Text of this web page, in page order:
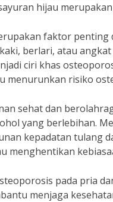
hijau
faktor penting
berlari, atau
ciri khas
menurunkan risiko
sehat dan
yang berlebihan.
kepadatan tulang
menghentikan
pada pria
menjaga